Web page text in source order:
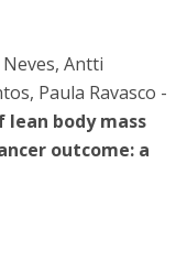
Antti
Paula Ravasco -
body mass
outcome: a